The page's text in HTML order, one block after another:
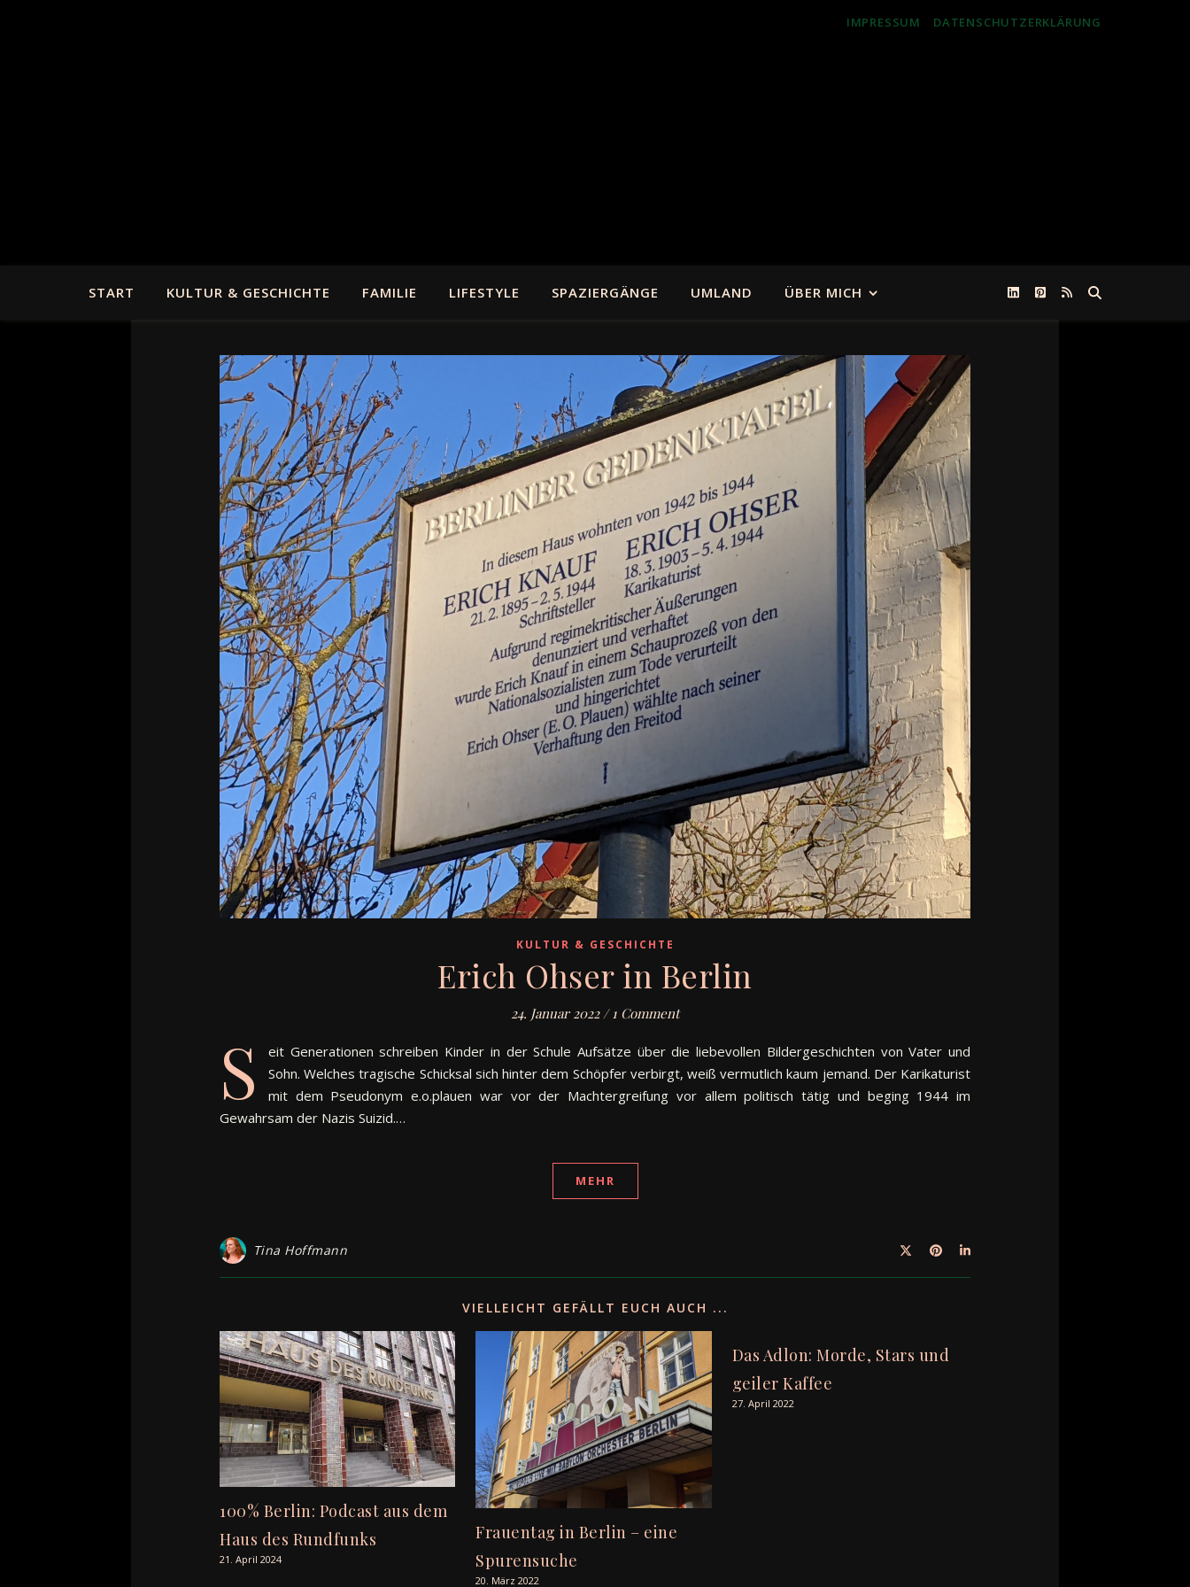
IMPRESSUM DATENSCHUTZERKLÄRUNG
START KULTUR & GESCHICHTE FAMILIE LIFESTYLE SPAZIERGÄNGE UMLAND ÜBER MICH
KULTUR & GESCHICHTE
Erich Ohser in Berlin
24. Januar 2022 / 1 Comment
S
eit Generationen schreiben Kinder in der Schule Aufsätze über die liebevollen Bildergeschichten von Vater und
Sohn. Welches tragische Schicksal sich hinter dem Schöpfer verbirgt, weiß vermutlich kaum jemand. Der Karikaturist
mit dem Pseudonym e.o.plauen war vor der Machtergreifung vor allem politisch tätig und beging 1944 im
Gewahrsam der Nazis Suizid.…
MEHR
Tina Hoffmann
VIELLEICHT GEFÄLLT EUCH AUCH ...
100% Berlin: Podcast aus dem
Haus des Rundfunks
21. April 2024
Frauentag in Berlin – eine
Spurensuche
20. März 2022
Das Adlon: Morde, Stars und
geiler Kaffee
27. April 2022